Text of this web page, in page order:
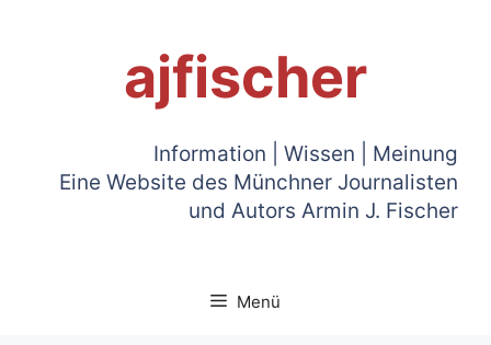
ajfischer
Information | Wissen | Meinung
Eine Website des Münchner Journalisten
und Autors Armin J. Fischer
Menü